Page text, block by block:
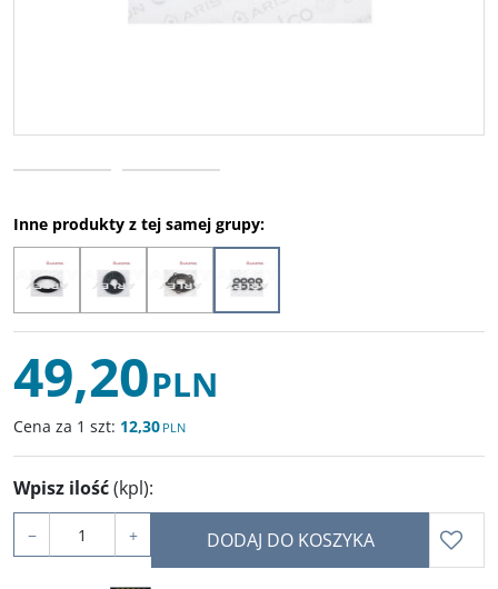
Inne produkty z tej samej grupy:
49,20PLN
Cena za 1 szt: 12,30 PLN
Wpisz ilość(kpl):
− + DODAJ DO KOSZYKA